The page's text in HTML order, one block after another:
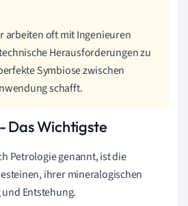
arbeiten oft mit Ingenieuren
Herausforderungen zu
Symbiose zwischen
schafft.
Das Wichtigste
Petrologie genannt, ist die
ihrer mineralogischen
Entstehung.